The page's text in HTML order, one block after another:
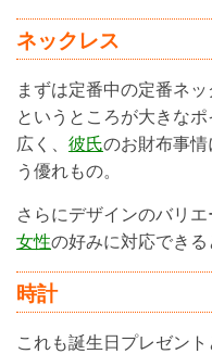
ネックレス
まずは定番中の定番ネ
というところが大きな
広く、 彼氏のお財布事
う優れもの。
さらにデザインのバリ
女性の好みに対応できる
時計
これも誕生日プレゼン